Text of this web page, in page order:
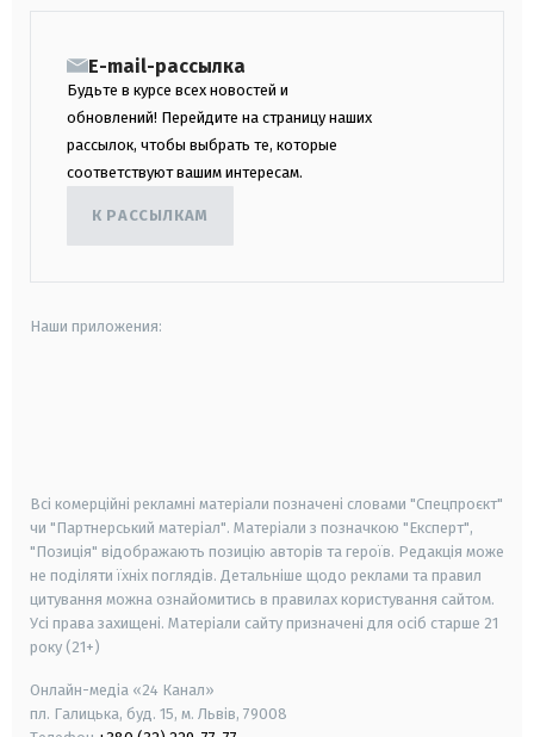
E-mail-рассылка
Будьте в курсе всех новостей и
обновлений! Перейдите на страницу наших
рассылок, чтобы выбрать те, которые
соответствуют вашим интересам.
К РАССЫЛКАМ
Наши приложения:
Всі комерційні рекламні матеріали позначені словами "Спецпроєкт"
чи "Партнерський матеріал". Матеріали з позначкою "Експерт",
"Позиція" відображають позицію авторів та героїв. Редакція може
не поділяти їхніх поглядів. Детальніше щодо реклами та правил
цитування можна ознайомитись в правилах користування сайтом.
Усі права захищені. Матеріали сайту призначені для осіб старше 21
року (21+)
Онлайн-медіа «24 Канал»
пл. Галицька, буд. 15, м. Львів, 79008